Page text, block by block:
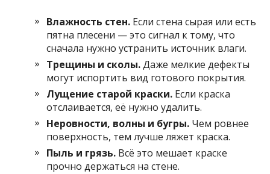
Влажность стен. Если стена сырая или есть
пятна плесени — это сигнал к тому, что
сначала нужно устранить источник влаги.
Трещины и сколы.Даже мелкие дефекты
могут испортить вид готового покрытия.
Лущение старой краски. Если краска
отслаивается, её нужно удалить.
Неровности, волны и бугры. Чем ровнее
поверхность, тем лучше ляжет краска.
Пыль и грязь. Всё это мешает краске
прочно держаться на стене.